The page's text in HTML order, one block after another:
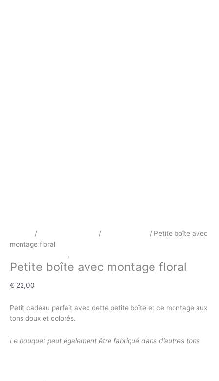
/ /
/ Petite boîte avec
montage floral
,
Petite boîte avec montage floral
€ 22,00
Petit cadeau parfait avec cette petite boîte et ce montage aux
tons doux et colorés.
Le bouquet peut également être fabriqué dans d’autres tons